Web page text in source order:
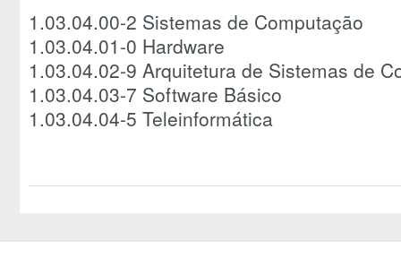
1.03.04.00-2 Sistemas de Computação
1.03.04.01-0 Hardware
1.03.04.02-9 Arquitetura de Sistemas de
1.03.04.03-7 Software Básico
1.03.04.04-5 Teleinformática